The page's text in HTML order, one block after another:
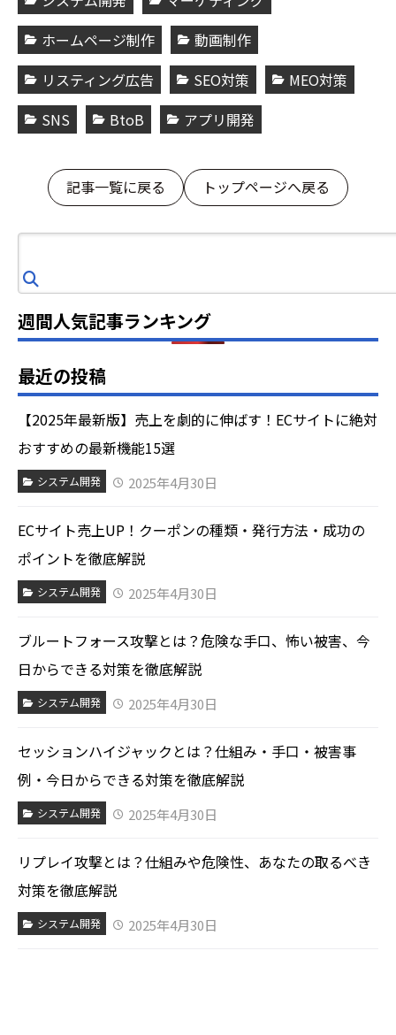
ホームページ制作
動画制作
リスティング広告
SEO対策
MEO対策
SNS
BtoB アプリ開発
記事一覧に戻る トップページへ戻る
索
週間人気記事ランキング
最近の投稿
【2025年最新版】売上を劇的に伸ばす！ECサイトに絶対
おすすめの最新機能15選
システム開発 2025年4月30日
ECサイト売上UP！クーポンの種類・発行方法・成功の
ポイントを徹底解説
システム開発 2025年4月30日
ブルートフォース攻撃とは？危険な手口、怖い被害、今
日からできる対策を徹底解説
システム開発 2025年4月30日
セッションハイジャックとは？仕組み・手口・被害事
例・今日からできる対策を徹底解説
システム開発 2025年4月30日
リプレイ攻撃とは？仕組みや危険性、あなたの取るべき
対策を徹底解説
システム開発 2025年4月30日